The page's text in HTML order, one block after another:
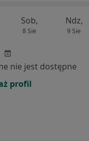
Sob,
8 Sie
Ndz,
9 Sie
nie jest dostępne
profil